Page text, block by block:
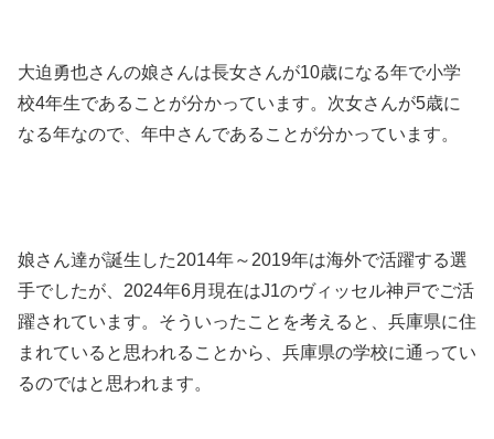
大迫勇也さんの娘さんは長女さんが10歳になる年で小学
校4年生であることが分かっています。次女さんが5歳に
なる年なので、年中さんであることが分かっています。
娘さん達が誕生した2014年～2019年は海外で活躍する選
手でしたが、2024年6月現在はJ1のヴィッセル神戸でご活
躍されています。そういったことを考えると、兵庫県に住
まれていると思われることから、兵庫県の学校に通ってい
るのではと思われます。